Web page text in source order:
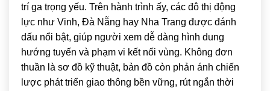
trí ga trọng yếu. Trên hành trình ấy, các đô thị động
lực như Vinh, Đà Nẵng hay Nha Trang được đánh
dấu nổi bật, giúp người xem dễ dàng hình dung
hướng tuyến và phạm vi kết nối vùng. Không đơn
thuần là sơ đồ kỹ thuật, bản đồ còn phản ánh chiến
lược phát triển giao thông bền vững, rút ngắn thời